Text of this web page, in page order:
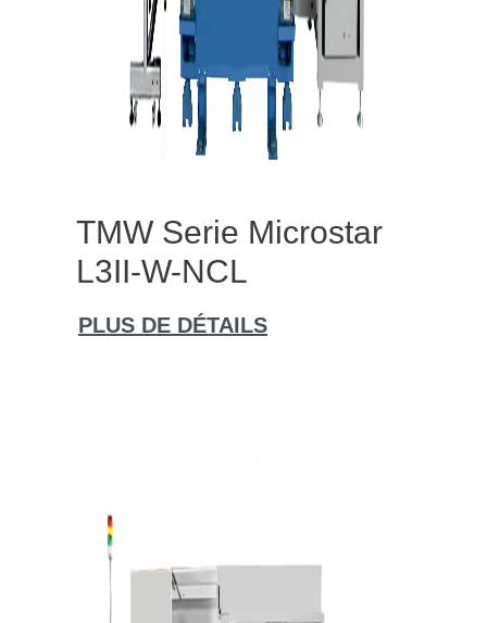
TMW Serie Microstar
L3II-W-NCL
PLUS DE DÉTAILS